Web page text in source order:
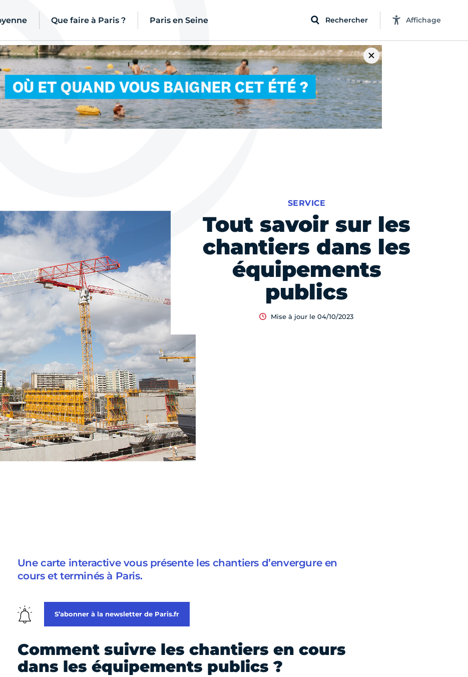
Que faire à Paris ? Paris en Seine Rechercher Affichage
Tout savoir sur les
chantiers dans les
équipements
publics
SERVICE
Mise à jour le 04/10/2023
Une carte interactive vous présente les chantiers d’envergure en
cours et terminés à Paris.
S’abonner à la newsletter de Paris.fr
Comment suivre les chantiers en cours
dans les équipements publics ?